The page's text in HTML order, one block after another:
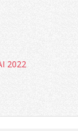
2022